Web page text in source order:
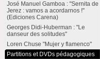
José Manuel Gamboa : "Sernita de
Jerez : vamos a acordarnos !"
(Ediciones Carena)
Georges Didi-Huberman : "Le
danseur des solitudes"
Loren Chuse "Mujer y flamenco"
Partitions et DVDs pédagogiques